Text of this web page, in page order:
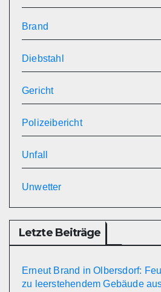
Brand
Diebstahl
Gericht
Polizeibericht
Unfall
Unwetter
Letzte Beiträge
Erneut Brand in Olbersdorf:
zu leerstehendem Gebäude